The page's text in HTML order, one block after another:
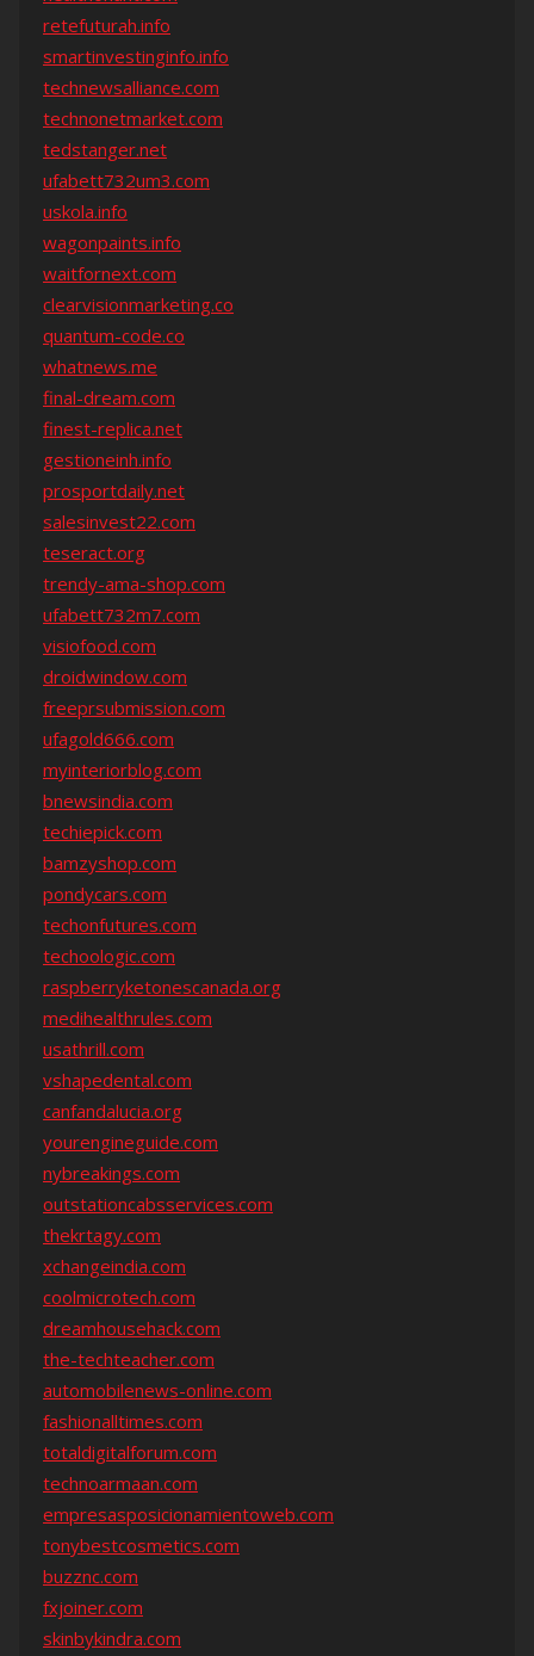
retefuturah.info
smartinvestinginfo.info
technewsalliance.com
technonetmarket.com
tedstanger.net
ufabett732um3.com
uskola.info
wagonpaints.info
waitfornext.com
clearvisionmarketing.co
quantum-code.co
whatnews.me
final-dream.com
finest-replica.net
gestioneinh.info
prosportdaily.net
salesinvest22.com
teseract.org
trendy-ama-shop.com
ufabett732m7.com
visiofood.com
droidwindow.com
freeprsubmission.com
ufagold666.com
myinteriorblog.com
bnewsindia.com
techiepick.com
bamzyshop.com
pondycars.com
techonfutures.com
techoologic.com
raspberryketonescanada.org
medihealthrules.com
usathrill.com
vshapedental.com
canfandalucia.org
yourengineguide.com
nybreakings.com
outstationcabsservices.com
thekrtagy.com
xchangeindia.com
coolmicrotech.com
dreamhousehack.com
the-techteacher.com
automobilenews-online.com
fashionalltimes.com
totaldigitalforum.com
technoarmaan.com
empresasposicionamientoweb.com
tonybestcosmetics.com
buzznc.com
fxjoiner.com
skinbykindra.com